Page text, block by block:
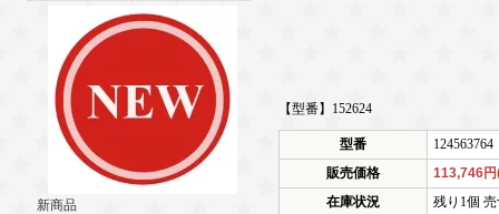
新商品
【型番】152624
型番
124563764
販売価格
113,746
在庫状況
残り1個